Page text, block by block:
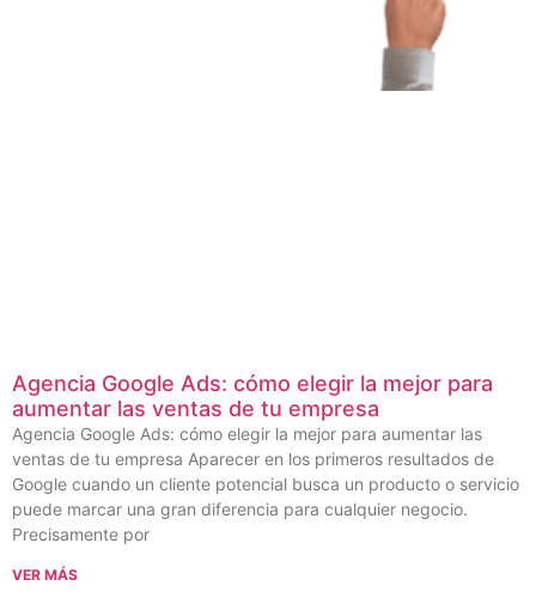
Agencia Google Ads: cómo elegir la mejor para
aumentar las ventas de tu empresa
Agencia Google Ads: cómo elegir la mejor para aumentar las
ventas de tu empresa Aparecer en los primeros resultados de
Google cuando un cliente potencial busca un producto o servicio
puede marcar una gran diferencia para cualquier negocio.
Precisamente por
VER MÁS